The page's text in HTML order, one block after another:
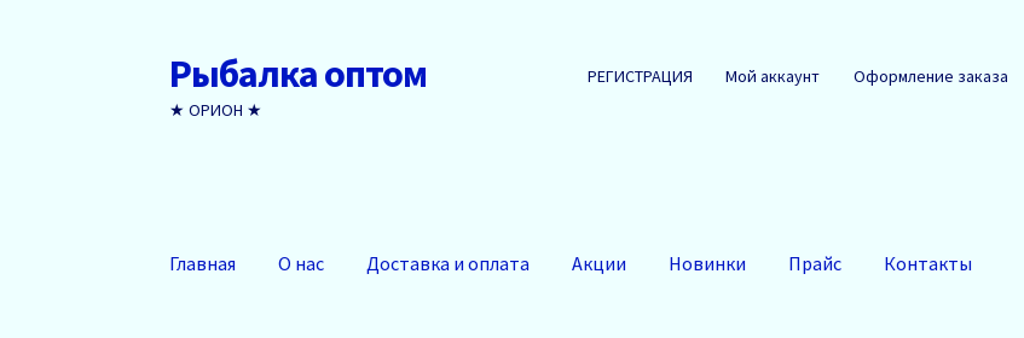
Перейти
к
навигации
Перейти
к
содержимому
Рыбалка оптом
★ ОРИОН ★
РЕГИСТРАЦИЯ Мой аккаунт Оформление заказа
Главная О нас Доставка и оплата Акции Новинки Прайс Контакты